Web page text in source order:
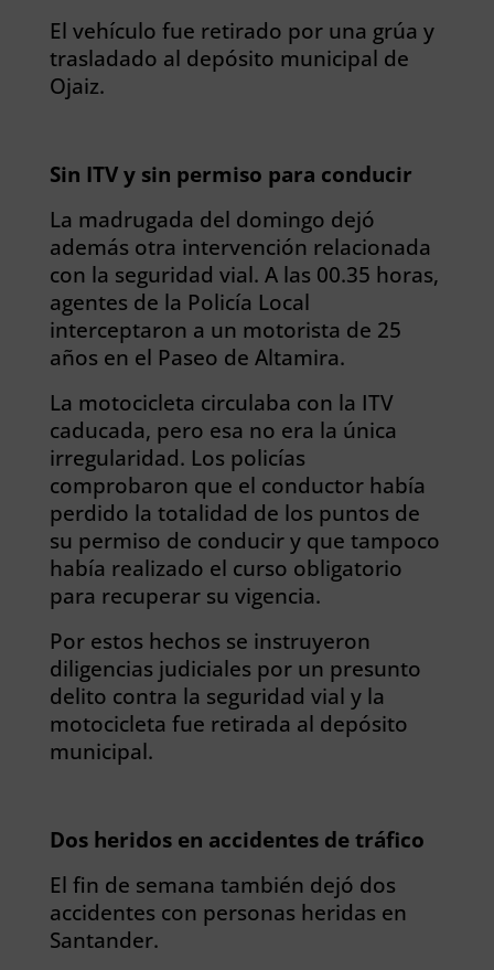
El vehículo fue retirado por una grúa y
trasladado al depósito municipal de
Ojaiz.
Sin ITV y sin permiso para conducir
La madrugada del domingo dejó
además otra intervención relacionada
con la seguridad vial. A las 00.35 horas,
agentes de la Policía Local
interceptaron a un motorista de 25
años en el Paseo de Altamira.
La motocicleta circulaba con la ITV
caducada, pero esa no era la única
irregularidad. Los policías
comprobaron que el conductor había
perdido la totalidad de los puntos de
su permiso de conducir y que tampoco
había realizado el curso obligatorio
para recuperar su vigencia.
Por estos hechos se instruyeron
diligencias judiciales por un presunto
delito contra la seguridad vial y la
motocicleta fue retirada al depósito
municipal.
Dos heridos en accidentes de tráfico
El fin de semana también dejó dos
accidentes con personas heridas en
Santander.